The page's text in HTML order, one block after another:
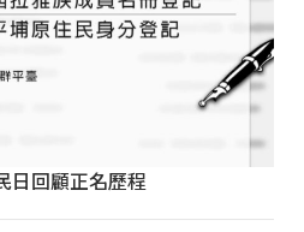
日回顧正名歷程